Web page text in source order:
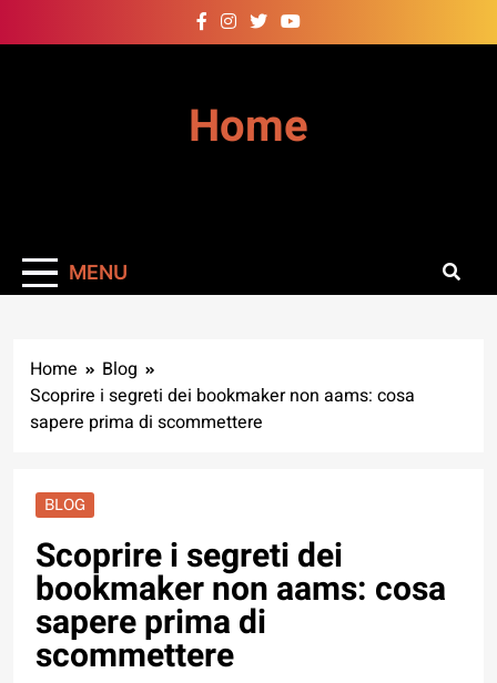
to
Home
MENU
Home
Blog
Scoprire i segreti dei bookmaker non aams: cosa
sapere prima di scommettere
BLOG
Scoprire i segreti dei
bookmaker non aams: cosa
sapere prima di
scommettere